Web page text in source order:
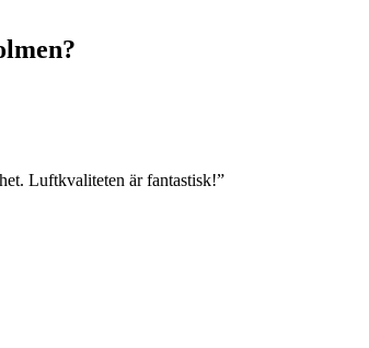
?
Luftkvaliteten är fantastisk!”